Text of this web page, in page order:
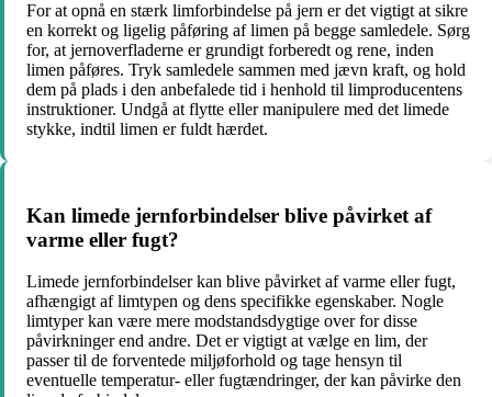
For at opnå en stærk limforbindelse på jern er det vigtigt at sikre
en korrekt og ligelig påføring af limen på begge samledele. Sørg
for, at jernoverfladerne er grundigt forberedt og rene, inden
limen påføres. Tryk samledele sammen med jævn kraft, og hold
dem på plads i den anbefalede tid i henhold til limproducentens
instruktioner. Undgå at flytte eller manipulere med det limede
stykke, indtil limen er fuldt hærdet.
Kan limede jernforbindelser blive påvirket af
varme eller fugt?
Limede jernforbindelser kan blive påvirket af varme eller fugt,
afhængigt af limtypen og dens specifikke egenskaber. Nogle
limtyper kan være mere modstandsdygtige over for disse
påvirkninger end andre. Det er vigtigt at vælge en lim, der
passer til de forventede miljøforhold og tage hensyn til
eventuelle temperatur- eller fugtændringer, der kan påvirke den